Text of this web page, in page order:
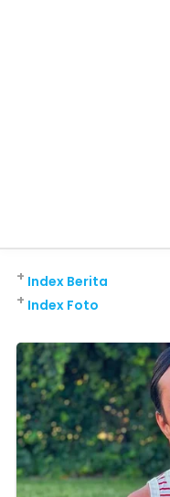
Index Berita
+
Index Foto
+